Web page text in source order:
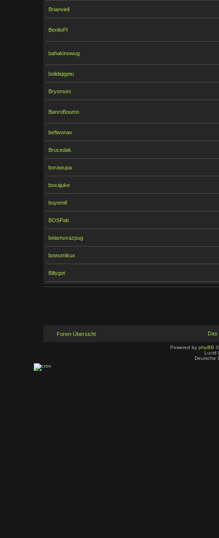
Brianviell
BenitoPl
bahakinowug
bolidiqigeiu
Bryonsex
BanroBoumn
befiwonav
Brucedak
borawupa
boxajuke
buyemif
BOSPab
belamuvazpug
bowumikux
Billygot
Foren-Übersicht Das
Powered by phpBB
Lucid
Deutsche